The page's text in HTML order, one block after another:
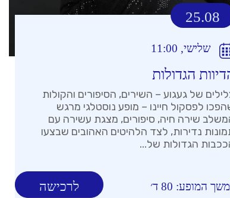
25.08
שלישי, 11:00
הגדולות
של געגוע – השירים, הסיפורים והקולות
לפסקול חיינו – מופע נוסטלגי מרגש
שירה חיה, סיפורים, מצגת עשירה עם
נדירות, לצד הלהיטים האהובים שבצעו
הגדולות של...
לרכישה משך המופע: 80 ד׳